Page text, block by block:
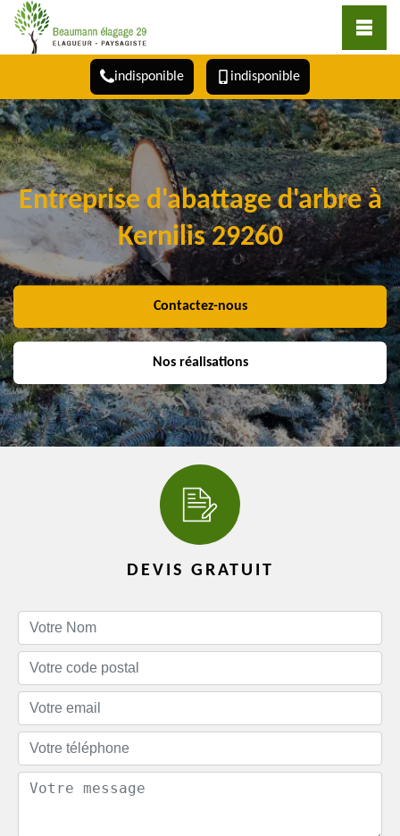
indisponible indisponible
Entreprise d'abattage d'arbre à
Kernilis 29260
Contactez-nous
Nos réalisations
DEVIS GRATUIT